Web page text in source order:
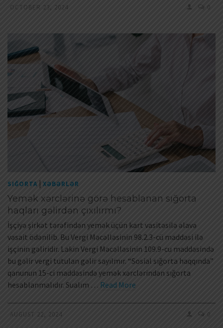
OCTOBER 23, 2024 0
SIĞORTA | XƏBƏRLƏR
Yemək xərclərinə görə hesablanan sığorta
haqları gəlirdən çıxılırmı?
İşçiyə şirkət tərəfindən yemək üçün kart vasitəsilə əlavə
vəsait ödənilib. Bu Vergi Məcəlləsinin 98.2.3-cü maddəsi ilə
işçinin gəliridir. Lakin Vergi Məcəlləsinin 109.9-cu maddəsində
bu gəlir vergi tutulan gəlir sayılmır. “Sosial sığorta haqqında”
qanunun 15-ci maddəsində yemək xərclərindən sığorta
hesablanmalıdır. Sualım … Read More
AUGUST 22, 2024 0